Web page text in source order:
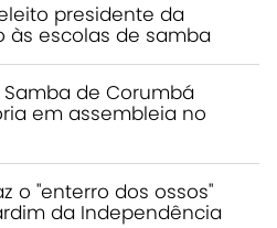
presidente da
às escolas de samba
Samba de Corumbá
em assembleia no
o "enterro dos ossos"
da Independência